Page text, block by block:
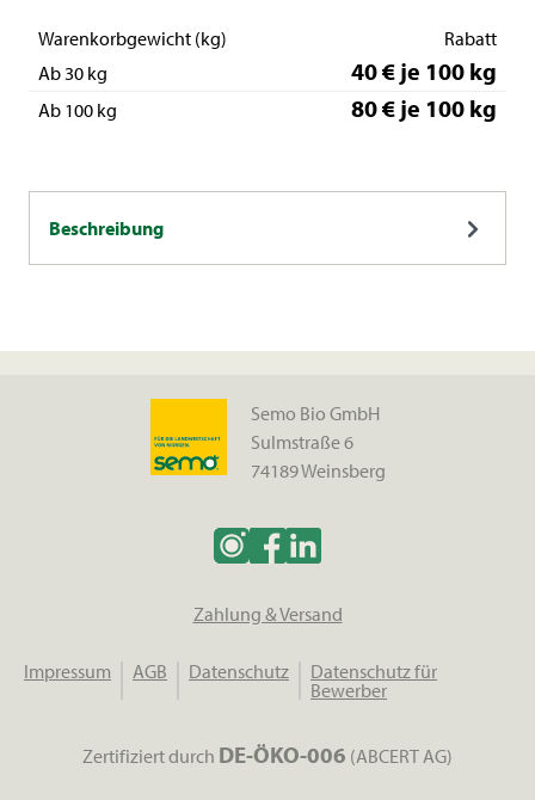
Warenkorbgewicht (kg)
Rabatt
Ab 30 kg
40 € je 100 kg
Ab 100 kg 80 € je 100 kg
Beschreibung
Semo Bio GmbH
Sulmstraße 6
74189 Weinsberg
Zahlung & Versand
Impressum AGB Datenschutz
Datenschutz für
Bewerber
Zertifiziert durch DE-ÖKO-006 (ABCERT AG)